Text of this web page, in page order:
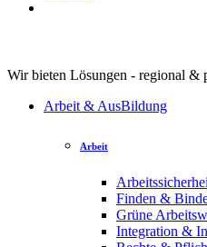
Wir bieten Lösungen - regional &
Arbeit & AusBildung
Arbeit
Finden &
Grüne
Integration &